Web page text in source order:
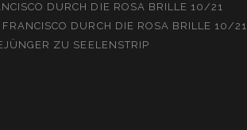
DURCH DIE ROSA BRILLE 10/21
FRANCISCO DURCH DIE ROSA BRILLE 10/21
ZU SEELENSTRIP